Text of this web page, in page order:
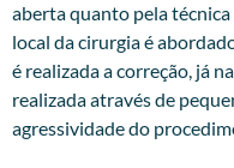
aberta quanto pela
local da cirurgia é
é realizada a correção, já
realizada através de
agressividade do